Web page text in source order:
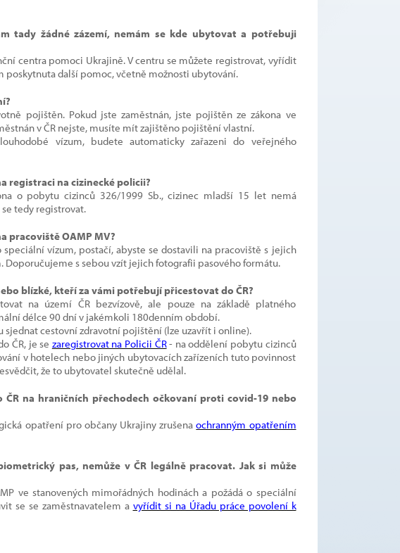
tady žádné zázemí, nemám se kde ubytovat a potřebuji
centra pomoci Ukrajině. V centru se můžete registrovat, vyřídit
poskytnuta další pomoc, včetně možnosti ubytování.
pojištěn. Pokud jste zaměstnán, jste pojištěn ze zákona ve
v ČR nejste, musíte mít zajištěno pojištění vlastní.
vízum, budete automaticky zařazeni do veřejného
registraci na cizinecké policii?
o pobytu cizinců 326/1999 Sb., cizinec mladší 15 let nemá
tedy registrovat.
pracoviště OAMP MV?
vízum, postačí, abyste se dostavili na pracoviště s jejich
s sebou vzít jejich fotografii pasového formátu.
blízké, kteří za vámi potřebují přicestovat do ČR?
na území ČR bezvízově, ale pouze na základě platného
délce 90 dní v jakémkoli 180denním období.
cestovní zdravotní pojištění (lze uzavřít i online).
ČR, je se zaregistrovat na Policii ČR- na oddělení pobytu cizinců
v hotelech nebo jiných ubytovacích zařízeních tuto povinnost
že to ubytovatel skutečně udělal.
na hraničních přechodech očkovaní proti covid-19 nebo
opatření pro občany Ukrajiny zrušenaochranným opatřením
pas, nemůže v ČR legálně pracovat. Jak si může
ve stanovených mimořádných hodinách a požádá o speciální
se se zaměstnavatelem a vyřídit si na Úřadu práce povolení k